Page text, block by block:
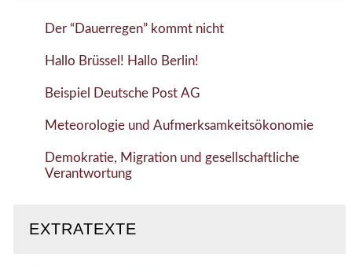
Der “Dauerregen” kommt nicht
Hallo Brüssel! Hallo Berlin!
Beispiel Deutsche Post AG
Meteorologie und Aufmerksamkeitsökonomie
Demokratie, Migration und gesellschaftliche
Verantwortung
EXTRATEXTE